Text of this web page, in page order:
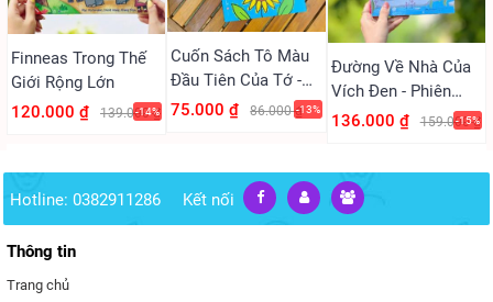
Finneas Trong Thế
Giới Rộng Lớn
120.000 ₫
139.000 ₫
-14%
Cuốn Sách Tô Màu
Đầu Tiên Của Tớ -
Tô Màu Mùa Hè
75.000 ₫ 86.000 ₫-13%
Đường Về Nhà Của
Vích Đen - Phiên
Bản Song Ngữ Việt-
136.000 ₫ 159.000 ₫
-15%
Hotline: 0382911286 Kết nối
Thông tin
Trang chủ